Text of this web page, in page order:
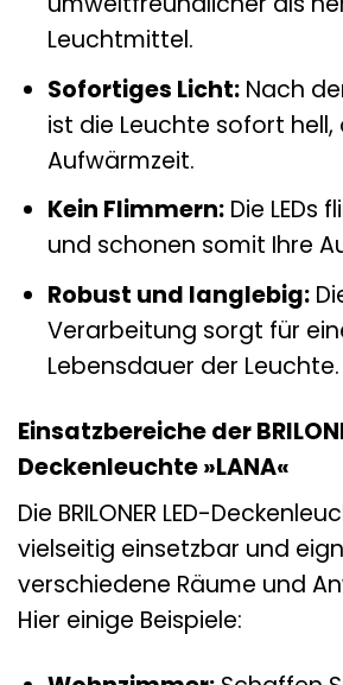
Leuchtmittel.
Sofortiges Licht:Nach
ist die Leuchte sofort hell,
Aufwärmzeit.
Kein Flimmern:Die LEDs
und schonen somit Ihre
Robust und langlebig:
Verarbeitung sorgt für
Lebensdauer der Leuchte.
Einsatzbereiche der
Deckenleuchte »LANA«
Die BRILONER LED-
vielseitig einsetzbar und
verschiedene Räume und
Hier einige Beispiele: